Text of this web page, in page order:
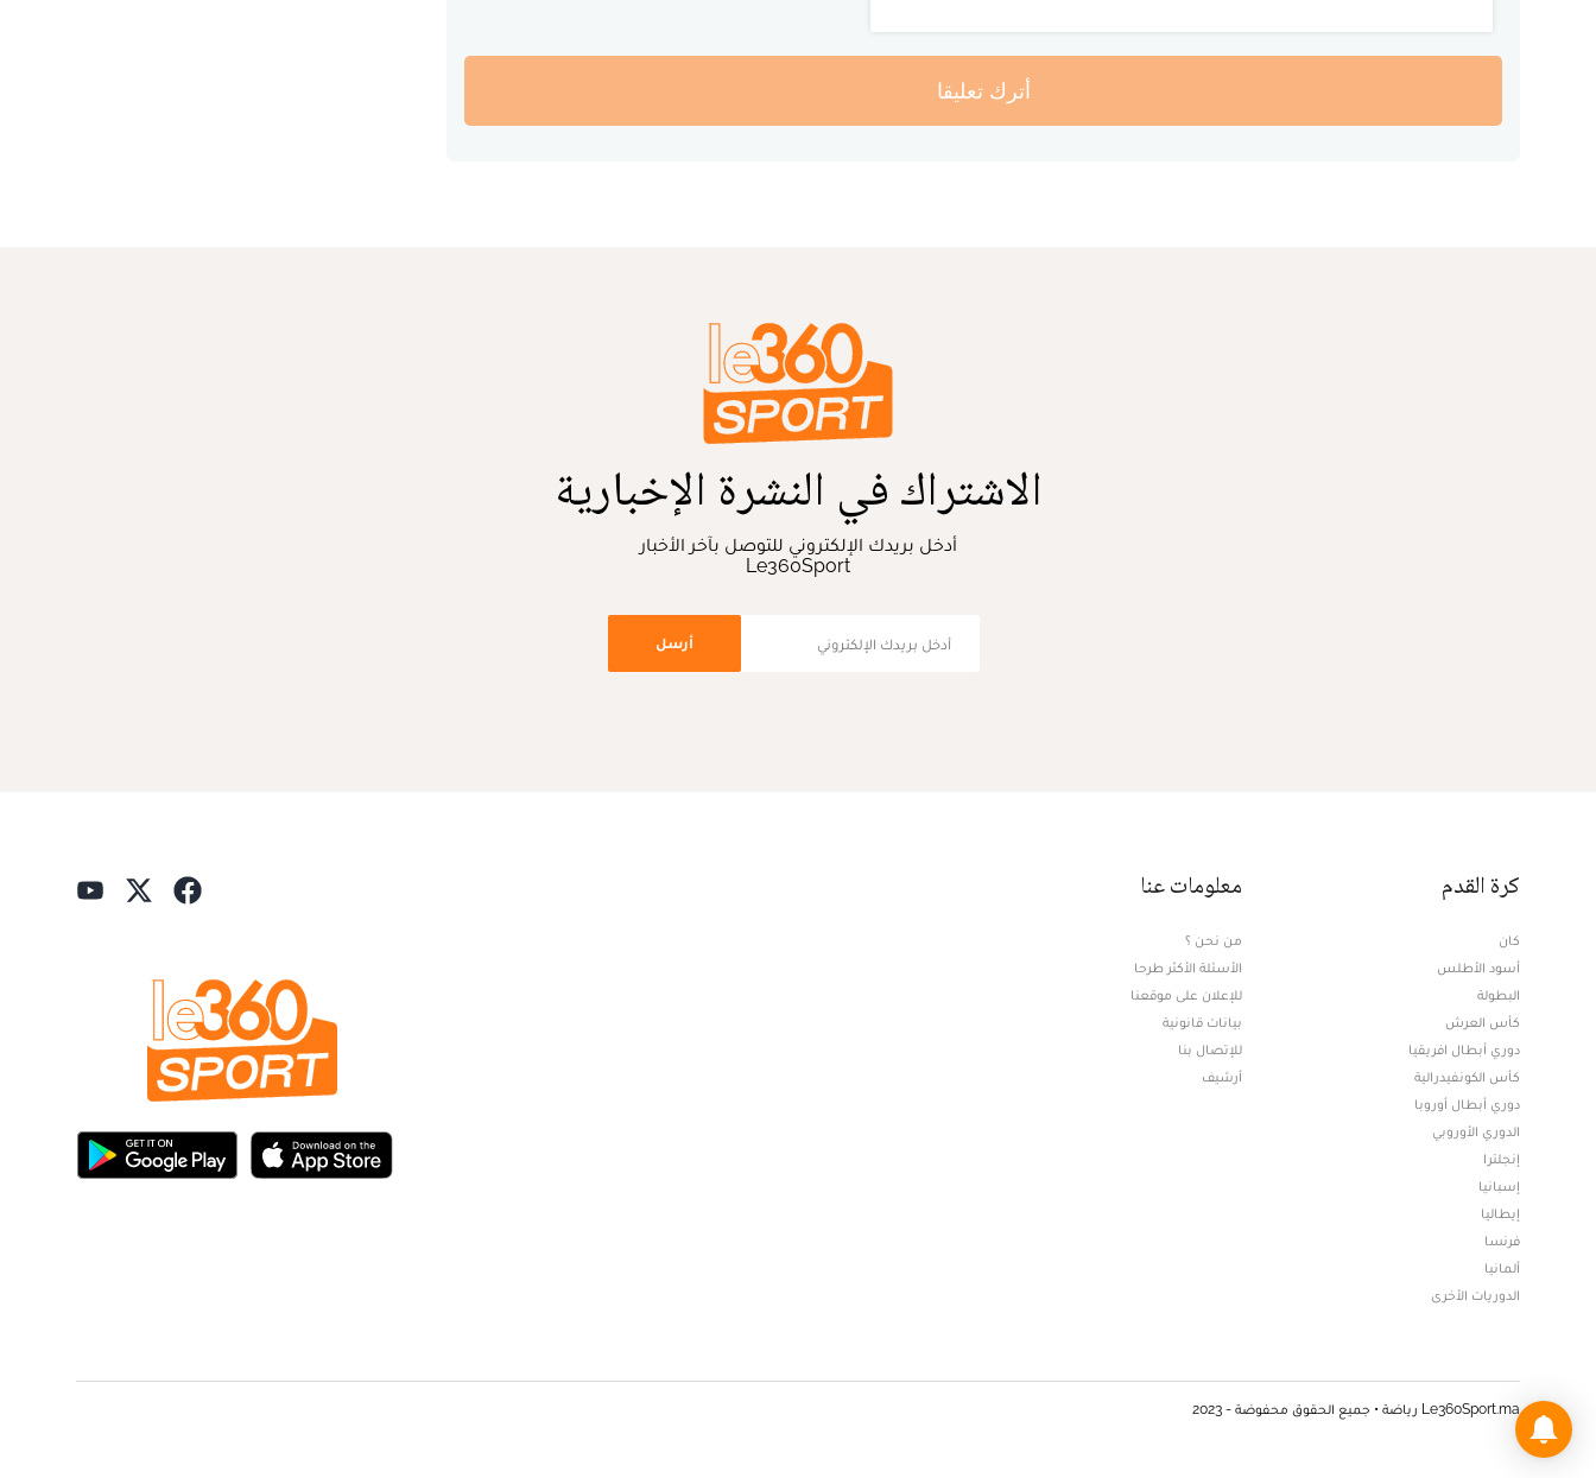
أترك تعليقا
الاشتراك في النشرة الإخبارية
أدخل بريدك الإلكتروني للتوصل بآخر الأخبار
Le360Sport
أرسل
كرة القدم
كان
أسود الأطلس
البطولة
كأس العرش
دوري أبطال افريقيا
كأس الكونفيدرالية
دوري أبطال أوروبا
الدوري الأوروبي
إنجلترا
إسبانيا
إيطاليا
فرنسا
ألمانيا
الدوريات الأخرى
معلومات عنا
من نحن ؟
الأسئلة الأكثر طرحا
للإعلان على موقعنا
بيانات قانونية
للإتصال بنا
أرشيف
Le360Sport.ma رياضة • جميع الحقوق محفوضة - 2023